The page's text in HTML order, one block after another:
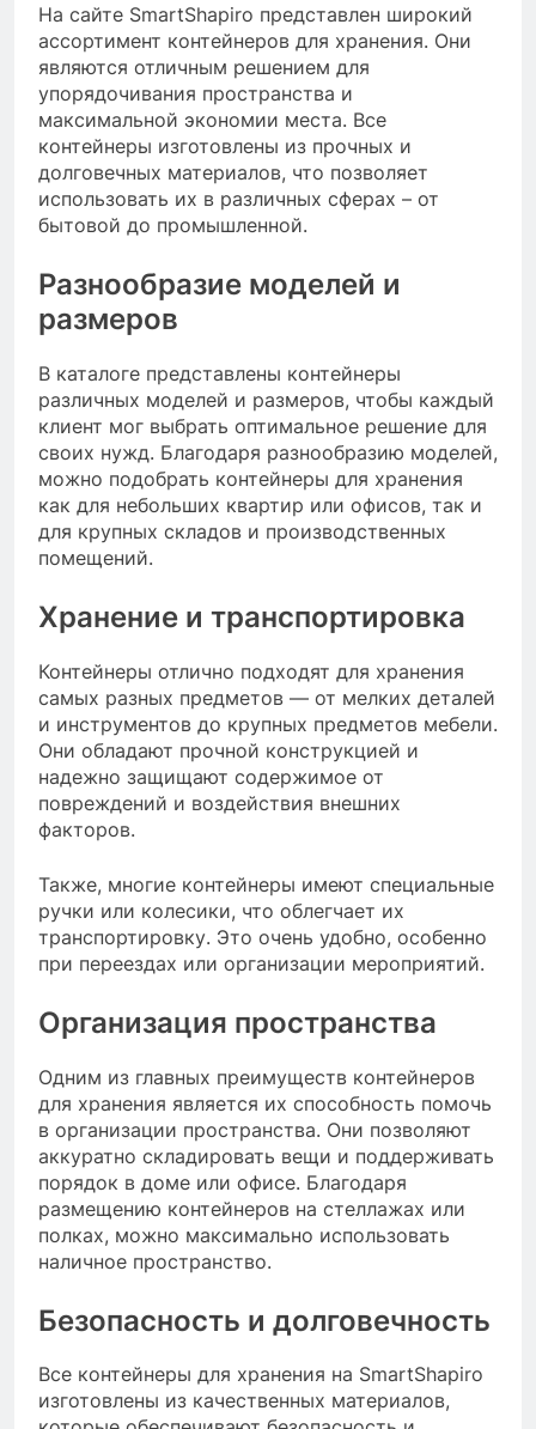
На сайте SmartShapiro представлен широкий
ассортимент контейнеров для хранения. Они
являются отличным решением для
упорядочивания пространства и
максимальной экономии места. Все
контейнеры изготовлены из прочных и
долговечных материалов, что позволяет
использовать их в различных сферах – от
бытовой до промышленной.
Разнообразие моделей и
размеров
В каталоге представлены контейнеры
различных моделей и размеров, чтобы каждый
клиент мог выбрать оптимальное решение для
своих нужд. Благодаря разнообразию моделей,
можно подобрать контейнеры для хранения
как для небольших квартир или офисов, так и
для крупных складов и производственных
помещений.
Хранение и транспортировка
Контейнеры отлично подходят для хранения
самых разных предметов — от мелких деталей
и инструментов до крупных предметов мебели.
Они обладают прочной конструкцией и
надежно защищают содержимое от
повреждений и воздействия внешних
факторов.
Также, многие контейнеры имеют специальные
ручки или колесики, что облегчает их
транспортировку. Это очень удобно, особенно
при переездах или организации мероприятий.
Организация пространства
Одним из главных преимуществ контейнеров
для хранения является их способность помочь
в организации пространства. Они позволяют
аккуратно складировать вещи и поддерживать
порядок в доме или офисе. Благодаря
размещению контейнеров на стеллажах или
полках, можно максимально использовать
наличное пространство.
Безопасность и долговечность
Все контейнеры для хранения на SmartShapiro
изготовлены из качественных материалов,